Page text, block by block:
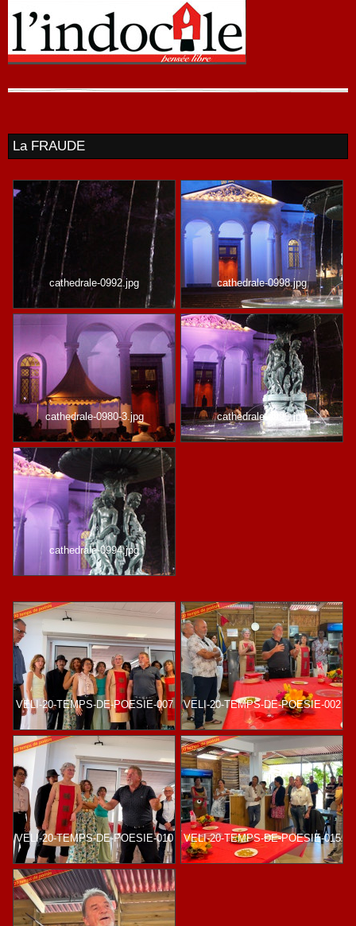
La FRAUDE
cathedrale-0992.jpg cathedrale-0998.jpg
cathedrale-0980-3.jpg cathedrale-0993.jpg
cathedrale-0994.jpg
VELI-20-TEMPS-DE-POESIE-007 VELI-20-TEMPS-DE-POESIE-002
VELI-20-TEMPS-DE-POESIE-010 VELI-20-TEMPS-DE-POESIE-015